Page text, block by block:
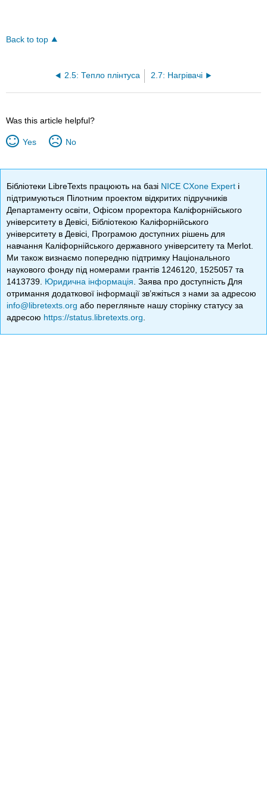
Back to top
2.5: Тепло плінтуса 2.7: Нагрівачі
Was this article helpful?
Yes No
Бібліотеки LibreTexts працюють на базі NICE CXone Expert і
підтримуються Пілотним проектом відкритих підручників
Департаменту освіти, Офісом проректора Каліфорнійського
університету в Девісі, Бібліотекою Каліфорнійського
університету в Девісі, Програмою доступних рішень для
навчання Каліфорнійського державного університету та Merlot.
Ми також визнаємо попередню підтримку Національного
наукового фонду під номерами грантів 1246120, 1525057 та
1413739. Юридична інформація . Заява про доступність Для
отримання додаткової інформації зв’яжіться з нами за адресою
info@libretexts.org або перегляньте нашу сторінку статусу за
адресою https://status.libretexts.org